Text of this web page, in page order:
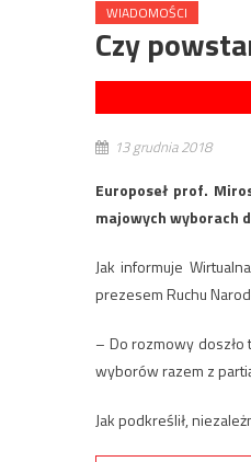
WIADOMOŚCI
Czy
13 grudnia 2018
Europoseł prof.
majowych wyborach
Jak informuje
prezesem Ruchu
– Do rozmowy doszło
wyborów razem z
Jak podkreślił,